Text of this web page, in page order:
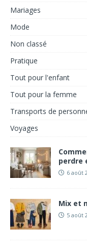
Mariages
Mode
Non classé
Pratique
Tout pour l'enfant
Tout pour la femme
Transports de
Voyages
perdre
6 août
Mix et
5 août